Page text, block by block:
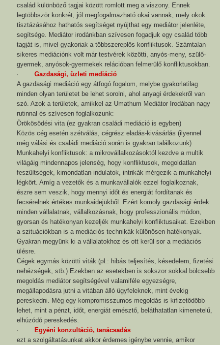
család különböző tagjai között romlott meg a viszony. Ennek
legtöbbször konkrét, jól megfogalmazható okai vannak, mely okok
tisztázásához hathatós segítséget nyújthat egy mediátor jelenléte,
segítsége. Mediátor irodánkban szívesen fogadjuk egy család több
tagját is, mivel gyakoriak a többszereplős konfliktusok. Számtalan
sikeres mediációnk volt már testvérek közötti, anyós-meny, szülő-
gyermek, anyósok-gyermekek relációban felmerülő konfliktusokban.
·
Gazdasági, üzleti mediáció
A gazdasági mediáció egy átfogó fogalom, melybe gyakorlatilag
minden olyan területet be lehet sorolni, ahol anyagi érdekekről van
szó. Azok a területek, amikkel az Umathum Mediátor Irodában nagy
rutinnal és szívesen foglalkozunk:
Örökösödési vita (ez gyakran családi mediáció is egyben)
Közös cég esetén szétválás, cégrész eladás-kivásárlás (ilyennel
még válási és családi mediáció során is gyakran találkozunk)
Munkahelyi konfliktusok: a mikrovállalkozásoktól kezdve a multik
világáig mindennapos jelenség, hogy konfliktusok, megoldatlan
feszültségek, kimondatlan indulatok, intrikák mérgezik a munkahelyi
légkört. Amíg a vezetők és a munkavállalók ezzel foglalkoznak,
észre sem veszik, hogy mennyi időt és energiát fordítanak és
fecsérelnek értékes munkaidejükből. Ezért komoly gazdasági érdek
minden vállalatnak, vállalkozásnak, hogy professzionális módon,
gyorsan és hatékonyan kezeljék munkahelyi konfliktusaikat. Ezekben
a szituációkban is a mediációs technikák különösen hatékonyak.
Gyakran megyünk ki a vállalatokhoz és ott kerül sor a mediációs
ülésre.
Cégek egymás közötti viták (pl.: hibás teljesítés, késedelem, fizetési
nehézségek, stb.) Ezekben az esetekben is sokszor sokkal bölcsebb
megoldás mediátor segítségével valamiféle egyezségre,
megállapodásra jutni a vitában álló ügyfeleknek, mint évekig
pereskedni. Még egy kompromisszumos megoldás is kifizetődőbb
lehet, mint a pénzt, időt, energiát emésztő, beláthatatlan kimenetelű,
elhúzódó pereskedés.
·
Egyéni konzultáció, tanácsadás
ezt a szolgáltatásunkat akkor érdemes igénybe vennie, amikor